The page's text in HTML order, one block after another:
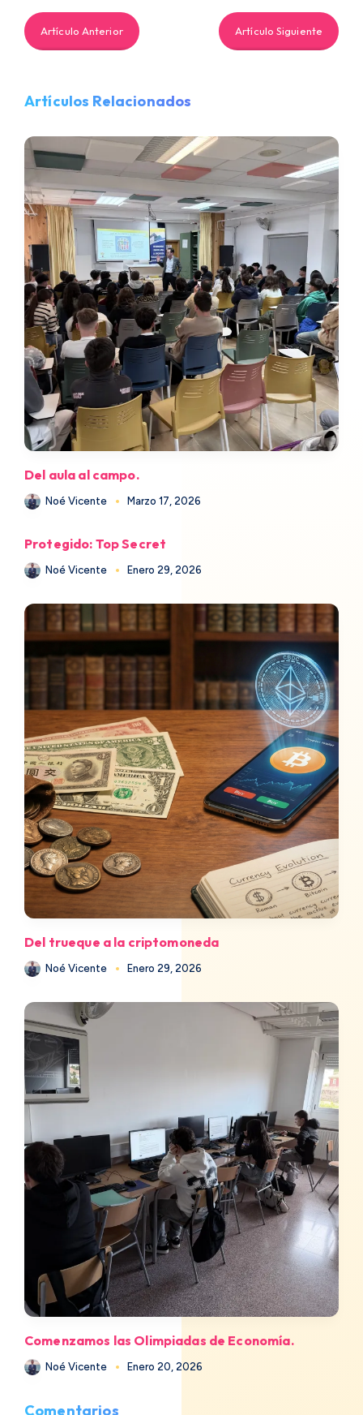
Artículo Anterior Artículo Siguiente
Artículos Relacionados
Del aula al campo.
Noé Vicente Marzo 17, 2026
Protegido: Top Secret
Noé Vicente Enero 29, 2026
Del trueque a la criptomoneda
Noé Vicente Enero 29, 2026
Comenzamos las Olimpiadas de Economía.
Noé Vicente Enero 20, 2026
Comentarios